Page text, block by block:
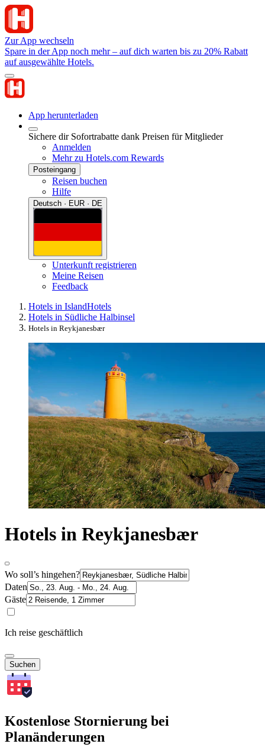
Zur App wechseln
Spare in der App noch mehr – auf dich warten bis zu 20% Rabatt
auf ausgewählte Hotels.
App herunterladen
Sichere dir Sofortrabatte dank Preisen für Mitglieder
Anmelden
Mehr zu Hotels.com Rewards
Posteingang
Reisen buchen
Hilfe
Deutsch · EUR · DE
Unterkunft registrieren
Meine Reisen
Feedback
Hotels in IslandHotels
Hotels in Südliche Halbinsel
Hotels in Reykjanesbær
Hotels in Reykjanesbær
Wo soll’s hingehen?
Daten
Gäste
Ich reise geschäftlich
Suchen
Kostenlose Stornierung bei
Planänderungen